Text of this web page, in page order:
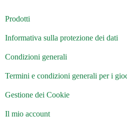
Prodotti
Informativa sulla protezione dei dati
Condizioni generali
Termini e condizioni generali per i
Gestione dei Cookie
Il mio account